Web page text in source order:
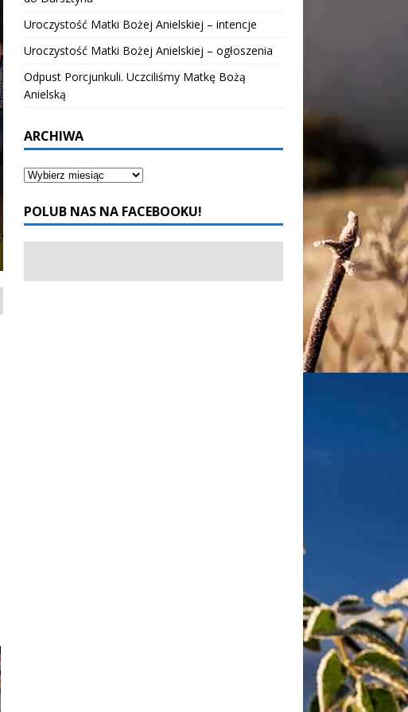
Uroczystość Matki Bożej Anielskiej – intencje
Uroczystość Matki Bożej Anielskiej – ogłoszenia
Odpust Porcjunkuli. Uczciliśmy Matkę Bożą
Anielską
ARCHIWA
POLUB NAS NA FACEBOOKU!